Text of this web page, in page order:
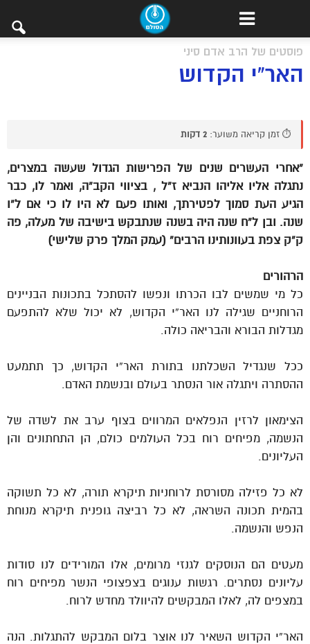
פוסטים של הרב אדם סיני
האר”י הקדוש
⏱️ זמן קריאה משוער: 2 דקות
“אחרי העשרים שנים של הפרישות הגדול שעשה במצרים,
נתגלה אליו אליהו הנביא ז”ל , בציווי הקב”ה, ואמר לו, כבר
הגיע העת סמוך לפטירתך, ואותו פעם לא היו לו כי אם ל”ו
שנה. ובן ל”ח שנה היה בשנה שנתבקש בישיבה של מעלה, פה
ק”ק צפת בעוונותינו הרבים” (עמק המלך פרק שלישי)
הרהורים
כל מי שמשים לבו הכרתו ונפשו להסתכל בתכונות הבניינים
הרוחניים שגילה לנו האר”י הקדוש, לא יכול שלא להתפעם
מגדלות הבורא והבריאה כולה.
ככל שנגדיל השכלתנו בתורת האר”י הקדוש, כך תתמעט
ההסתרה ויתגלה אור הנסתר בעולם ובנשמת האדם.
הצימאון לרזין הנפלאים המרווים בצוף ערב את לשדה של
הנשמה, מפיחים רוח בכל העולמים כולם, הן התחתונים והן
העליונים.
לא כל פזילה מסורסת לרוחניות תיקרא תורה, לא כל תשוקה
בהמית תכונה השראה, לא כל רביצה גופנית תיקרא מנוחת
הנפש והנשמה.
מעטים הם הנוסקים לגנזי מרומים, אלו המורידים לנו סודות
עליונים נסתרים. רגשות ענוגים בצפצופי הנשר מפיחים רוח
במצפים לה, לאלו המבקשים להיוולד מחדש לרוח.
האר”י הקדוש השאיר לנו אוצר בלום המבקש להתגלות. הנה